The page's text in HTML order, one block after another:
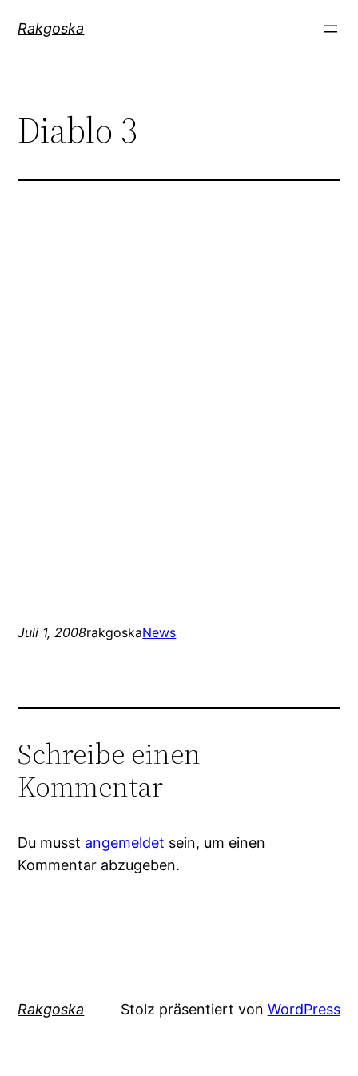
InhaltRakgoska
Diablo 3
Juli 1, 2008rakgoskaNews
Schreibe einen
Kommentar
Du musst angemeldet sein, um einen
Kommentar abzugeben.
Rakgoska Stolz präsentiert von WordPress